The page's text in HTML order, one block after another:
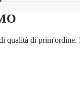
di prim'ordine.